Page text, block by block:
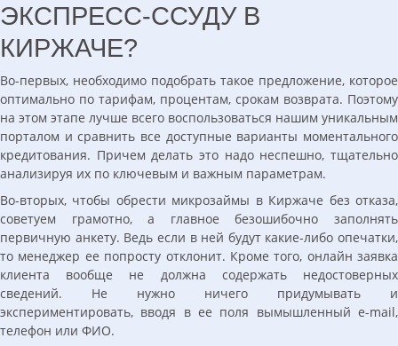
ЭКСПРЕСС-ССУДУ В
КИРЖАЧЕ?
Во-первых, необходимо подобрать такое предложение, которое
оптимально по тарифам, процентам, срокам возврата. Поэтому
на этом этапе лучше всего воспользоваться нашим уникальным
порталом и сравнить все доступные варианты моментального
кредитования. Причем делать это надо неспешно, тщательно
анализируя их по ключевым и важным параметрам.
Во-вторых, чтобы обрести микрозаймы в Киржаче без отказа,
советуем грамотно, а главное безошибочно заполнять
первичную анкету. Ведь если в ней будут какие-либо опечатки,
то менеджер ее попросту отклонит. Кроме того, онлайн заявка
клиента вообще не должна содержать недостоверных
сведений. Не нужно ничего придумывать и
экспериментировать, вводя в ее поля вымышленный e-mail,
телефон или ФИО.